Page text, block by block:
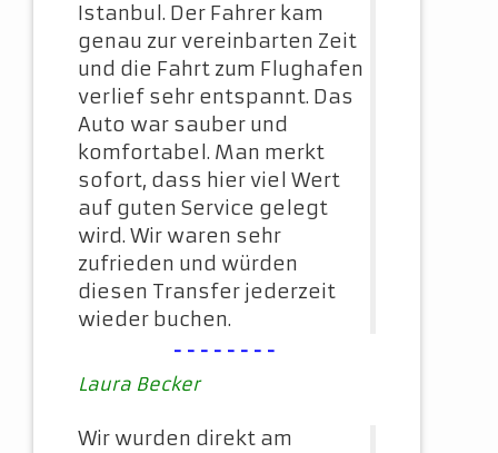
Istanbul. Der Fahrer kam
genau zur vereinbarten Zeit
und die Fahrt zum Flughafen
verlief sehr entspannt. Das
Auto war sauber und
komfortabel. Man merkt
sofort, dass hier viel Wert
auf guten Service gelegt
wird. Wir waren sehr
zufrieden und würden
diesen Transfer jederzeit
wieder buchen.
--------
Laura Becker
Wir wurden direkt am